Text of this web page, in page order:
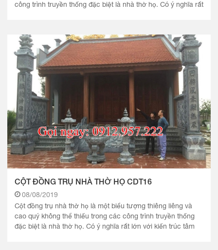
công trình truyền thống đặc biệt là nhà thờ họ. Có ý nghĩa rất
CỘT ĐỒNG TRỤ NHÀ THỜ HỌ CDT16
08/08/2019
Cột đồng trụ nhà thờ họ là một biểu tượng thiêng liêng và
cao quý không thể thiếu trong các công trình truyền thống
đặc biệt là nhà thờ họ. Có ý nghĩa rất lớn với kiến trúc tâm